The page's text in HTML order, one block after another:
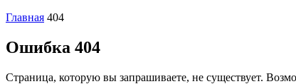
Главная 404
Ошибка 404
Страница, которую вы запрашиваете, не существует.